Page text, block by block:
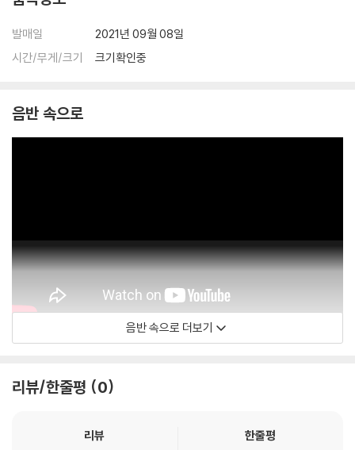
발매일
2021년 09월 08일
시간/무게/크기
크기확인중
음반 속으로
음반 속으로 더보기
리뷰/한줄평 0
리뷰
한줄평